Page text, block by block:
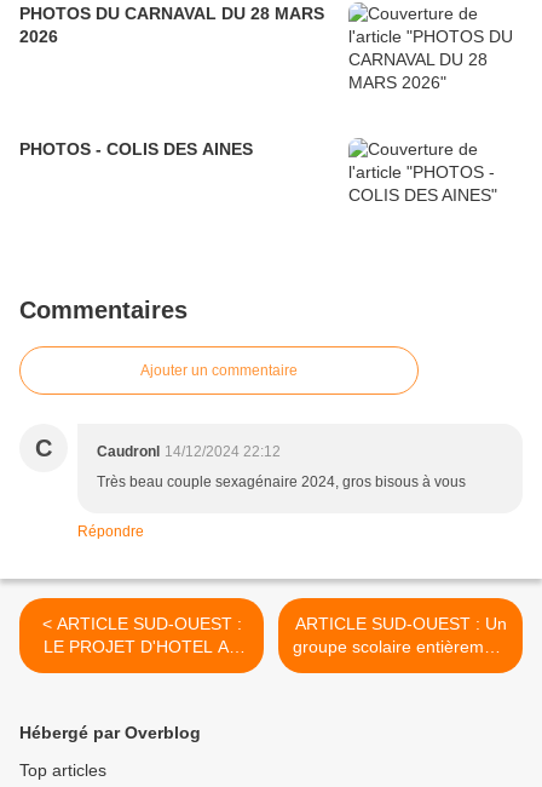
PHOTOS DU CARNAVAL DU 28 MARS
2026
PHOTOS - COLIS DES AINES
Commentaires
Ajouter un commentaire
C Caudronl 14/12/2024 22:12
Très beau couple sexagénaire 2024, gros bisous à vous
Répondre
< ARTICLE SUD-OUEST :
LE PROJET D'HOTEL AU
GOLF NE FERA PAS SON
ARTICLE SUD-OUEST : Un
groupe scolaire entièrement
neuf pour faire face à
Hébergé par Overblog
Top articles